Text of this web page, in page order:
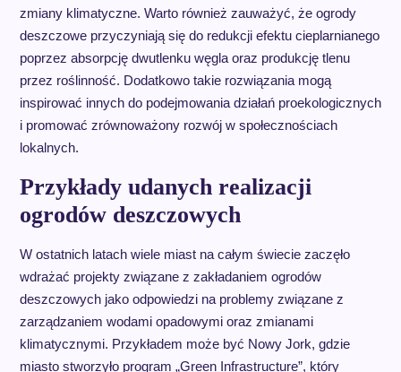
zmiany klimatyczne. Warto również zauważyć, że ogrody
deszczowe przyczyniają się do redukcji efektu cieplarnianego
poprzez absorpcję dwutlenku węgla oraz produkcję tlenu
przez roślinność. Dodatkowo takie rozwiązania mogą
inspirować innych do podejmowania działań proekologicznych
i promować zrównoważony rozwój w społecznościach
lokalnych.
Przykłady udanych realizacji
ogrodów deszczowych
W ostatnich latach wiele miast na całym świecie zaczęło
wdrażać projekty związane z zakładaniem ogrodów
deszczowych jako odpowiedzi na problemy związane z
zarządzaniem wodami opadowymi oraz zmianami
klimatycznymi. Przykładem może być Nowy Jork, gdzie
miasto stworzyło program „Green Infrastructure”, który